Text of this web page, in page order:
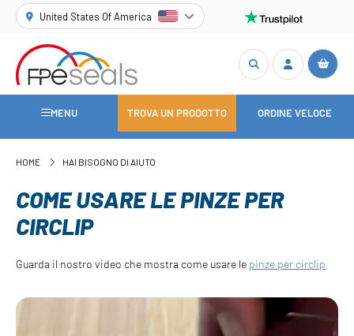
United States Of America
MENU TROVA UN PRODOTTO ORDINE VELOCE
HOME HAI BISOGNO DI AIUTO
COME USARE LE PINZE PER
CIRCLIP
Guarda il nostro video che mostra come usare le pinze per circlip